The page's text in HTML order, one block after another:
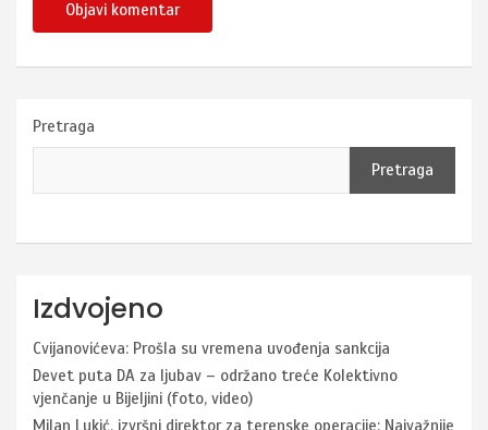
Pretraga
Pretraga
Izdvojeno
Cvijanovićeva: Prošla su vremena uvođenja sankcija
Devet puta DA za ljubav – održano treće Kolektivno
vjenčanje u Bijeljini (foto, video)